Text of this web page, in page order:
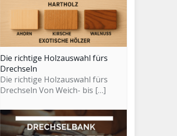
Die richtige Holzauswahl fürs
Drechseln
Die richtige Holzauswahl fürs
Drechseln Von Weich- bis […]